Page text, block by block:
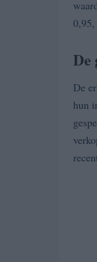
0,95,
De
De
hun